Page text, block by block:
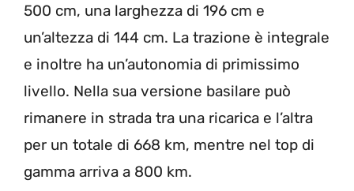
500 cm, una larghezza di 196 cm e
un’altezza di 144 cm. La trazione è integrale
e inoltre ha un’autonomia di primissimo
livello. Nella sua versione basilare può
rimanere in strada tra una ricarica e l’altra
per un totale di 668 km, mentre nel top di
gamma arriva a 800 km.